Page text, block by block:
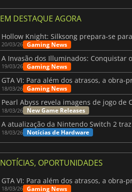
EM DESTAQUE AGORA
20/03/26 Gaming News
19/03/26 Gaming News
18/03/26 Gaming News
18/03/26 New Game Releases
18/03/26 Notícias de Hardware
NOTÍCIAS, OPORTUNIDADES
18/03/26 Gaming News